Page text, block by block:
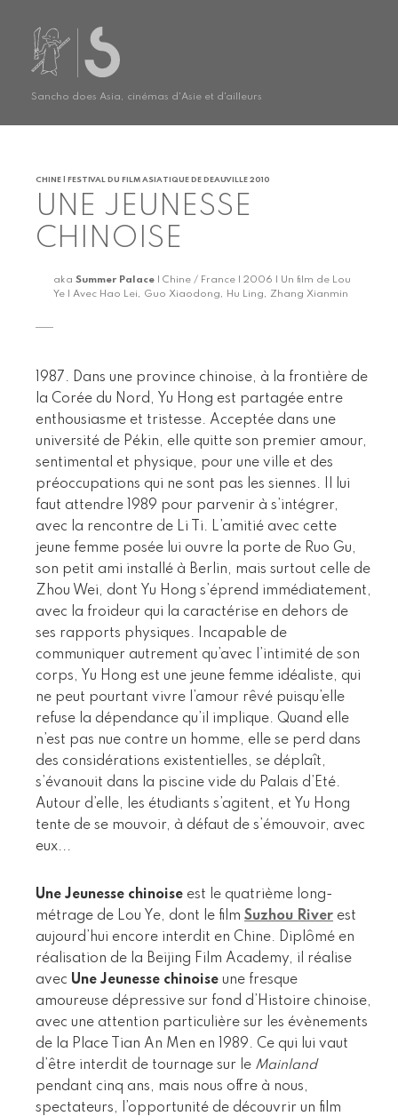
Sancho does Asia, cinémas d'Asie et d'ailleurs
CHINE | FESTIVAL DU FILM ASIATIQUE DE DEAUVILLE 2010
UNE JEUNESSE
CHINOISE
aka Summer Palace | Chine / France | 2006 | Un film de Lou
Ye | Avec Hao Lei, Guo Xiaodong, Hu Ling, Zhang Xianmin
1987. Dans une province chinoise, à la frontière de
la Corée du Nord, Yu Hong est partagée entre
enthousiasme et tristesse. Acceptée dans une
université de Pékin, elle quitte son premier amour,
sentimental et physique, pour une ville et des
préoccupations qui ne sont pas les siennes. Il lui
faut attendre 1989 pour parvenir à s’intégrer,
avec la rencontre de Li Ti. L’amitié avec cette
jeune femme posée lui ouvre la porte de Ruo Gu,
son petit ami installé à Berlin, mais surtout celle de
Zhou Wei, dont Yu Hong s’éprend immédiatement,
avec la froideur qui la caractérise en dehors de
ses rapports physiques. Incapable de
communiquer autrement qu’avec l’intimité de son
corps, Yu Hong est une jeune femme idéaliste, qui
ne peut pourtant vivre l’amour rêvé puisqu’elle
refuse la dépendance qu’il implique. Quand elle
n’est pas nue contre un homme, elle se perd dans
des considérations existentielles, se déplaît,
s’évanouit dans la piscine vide du Palais d’Eté.
Autour d’elle, les étudiants s’agitent, et Yu Hong
tente de se mouvoir, à défaut de s’émouvoir, avec
eux...
Une Jeunesse chinoise est le quatrième long-
métrage de Lou Ye, dont le film Suzhou River est
aujourd’hui encore interdit en Chine. Diplômé en
réalisation de la Beijing Film Academy, il réalise
avec Une Jeunesse chinoise une fresque
amoureuse dépressive sur fond d’Histoire chinoise,
avec une attention particulière sur les évènements
de la Place Tian An Men en 1989. Ce qui lui vaut
d’être interdit de tournage sur le Mainland
pendant cinq ans, mais nous offre à nous,
spectateurs, l’opportunité de découvrir un film